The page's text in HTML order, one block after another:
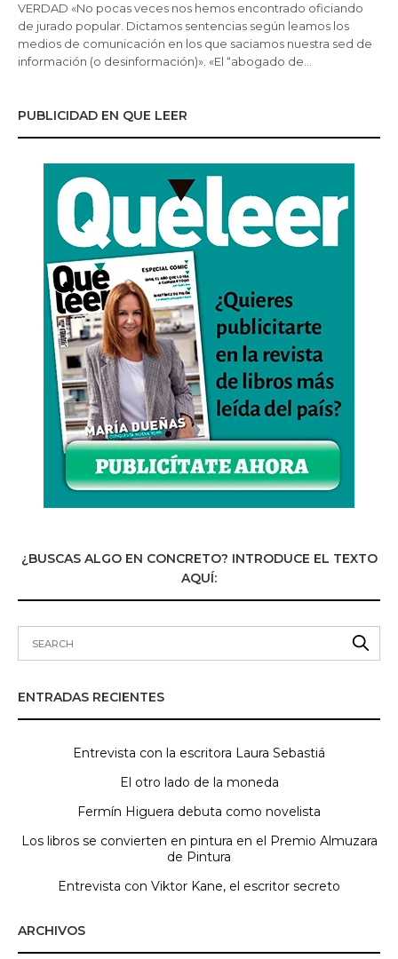
VERDAD «No pocas veces nos hemos encontrado oficiando
de jurado popular. Dictamos sentencias según leamos los
medios de comunicación en los que saciamos nuestra sed de
información (o desinformación)». «El “abogado de…
PUBLICIDAD EN QUE LEER
¿BUSCAS ALGO EN CONCRETO? INTRODUCE EL TEXTO
AQUÍ:
ENTRADAS RECIENTES
Entrevista con la escritora Laura Sebastiá
El otro lado de la moneda
Fermín Higuera debuta como novelista
Los libros se convierten en pintura en el Premio Almuzara
de Pintura
Entrevista con Viktor Kane, el escritor secreto
ARCHIVOS